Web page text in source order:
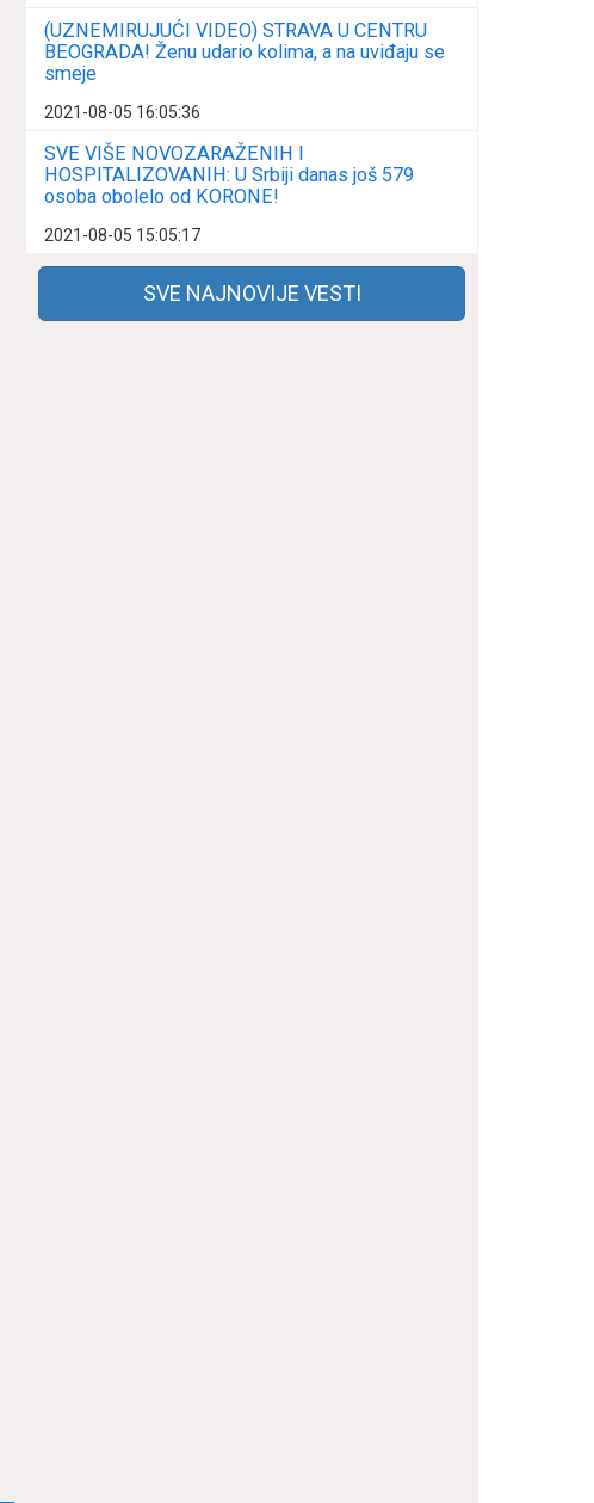
(UZNEMIRUJUĆI VIDEO) STRAVA U CENTRU
BEOGRADA! Ženu udario kolima, a na uviđaju se
smeje
2021-08-05 16:05:36
SVE VIŠE NOVOZARAŽENIH I
HOSPITALIZOVANIH: U Srbiji danas još 579
osoba obolelo od KORONE!
2021-08-05 15:05:17
SVE NAJNOVIJE VESTI